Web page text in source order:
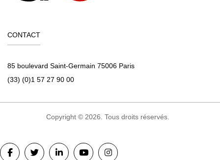
CONTACT
85 boulevard Saint-Germain 75006 Paris
(33) (0)1 57 27 90 00
Copyright © 2026. Tous droits réservés.